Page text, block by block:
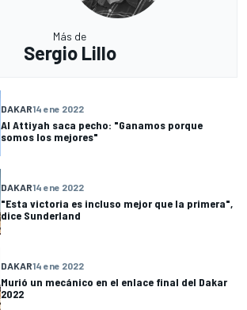
Más de
Sergio Lillo
DAKAR14 ene 2022
Al Attiyah saca pecho: "Ganamos porque
somos los mejores"
DAKAR14 ene 2022
"Esta victoria es incluso mejor que la primera",
dice Sunderland
DAKAR14 ene 2022
Murió un mecánico en el enlace final del Dakar
2022